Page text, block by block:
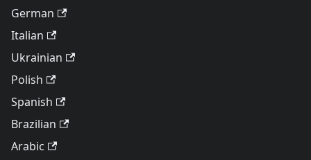
German
Italian
Ukrainian
Polish
Spanish
Brazilian
Arabic